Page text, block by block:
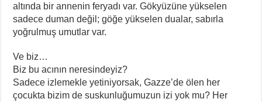
altında bir annenin feryadı var. Gökyüzüne yükselen
sadece duman değil; göğe yükselen dualar, sabırla
yoğrulmuş umutlar var.
Ve biz…
Biz bu acının neresindeyiz?
Sadece izlemekle yetiniyorsak, Gazze’de ölen her
çocukta bizim de suskunluğumuzun izi yok mu? Her